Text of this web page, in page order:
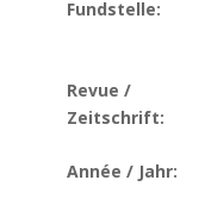
Fundstelle:
Revue /
Zeitschrift:
Année / Jahr: